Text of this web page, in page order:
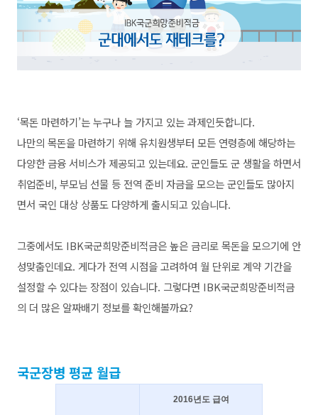
‘목돈 마련하기’는 누구나 늘 가지고 있는 과제인듯합니다.
나만의 목돈을 마련하기 위해 유치원생부터 모든 연령층에 해당하는
다양한 금융 서비스가 제공되고 있는데요. 군인들도 군 생활을 하면서
취업준비, 부모님 선물 등 전역 준비 자금을 모으는 군인들도 많아지
면서 국인 대상 상품도 다양하게 출시되고 있습니다.
그중에서도 IBK국군희망준비적금은 높은 금리로 목돈을 모으기에 안
성맞춤인데요. 게다가 전역 시점을 고려하여 월 단위로 계약 기간을
설정할 수 있다는 장점이 있습니다. 그렇다면 IBK국군희망준비적금
의 더 많은 알짜배기 정보를 확인해볼까요?
국군장병 평균 월급
2016년도 급여